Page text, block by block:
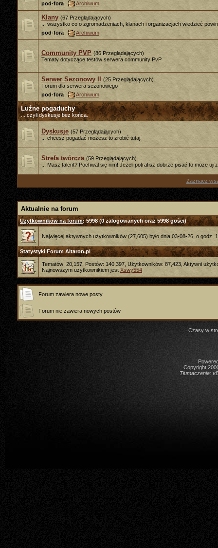
pod-fora : Archiwum
Klany (67 Przeglądających)
... wszystko co o zgromadzeniach, klanach i organizacjach wiedzieć
pod-fora : Archiwum
Community PVP (86 Przeglądających)
Tematy dotyczące testów serwera community PvP
Serwer Sezonowy II (25 Przeglądających)
Forum dla serwera sezonowego
pod-fora : Archiwum
Luźne pogaduchy
... czyli dyskusje bez końca.
Dyskusje (57 Przeglądających)
... chcesz pogadać możesz to zrobić tutaj.
Strefa twórcza (59 Przeglądających)
... Masz talent? Pochwal się nim! Jeżeli potrafisz dobrze pisać to może
Zaznacz
Aktualnie na forum
Użytkowników na forum: 5998 (0 zalogowanych oraz 5998 gości)
Najwięcej aktywnych użytkowników (27,605) było dnia 03-08-26, o godz.
Statystyki Forum Altaron.pl
Tematów: 20,157, Postów: 140,397, Użytkowników: 87,423, Aktywni
Najnowszym użytkownikiem jest Xswy554
Forum zawiera nowe posty
Forum nie zawiera nowych postów
Czasy w
Copyright
Tłumaczenie: